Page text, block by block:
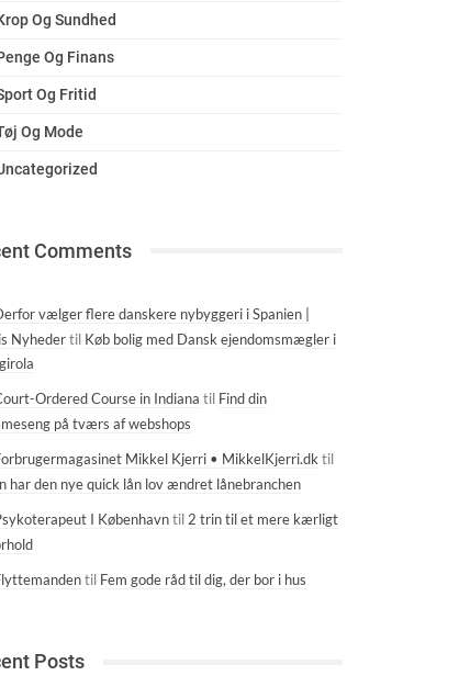
Og Sundhed
Og Finans
Og Fritid
Og Mode
Comments
vælger flere danskere nybyggeri i Spanien |
Nyhedertil Køb bolig med Dansk ejendomsmægler i
Ordered Course in Indiana til Find din
på tværs af webshops
Mikkel Kjerri • MikkelKjerri.dktil
har den nye quick lån lov ændret lånebranchen
I Københavntil2 trin til et mere kærligt
til Fem gode råd til dig, der bor i hus
Posts